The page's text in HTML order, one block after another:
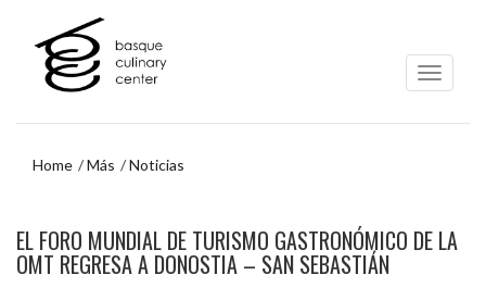
contenido
principal
navegación
Home Más Noticias
menú
EL FORO MUNDIAL DE TURISMO GASTRONÓMICO DE LA
OMT REGRESA A DONOSTIA – SAN SEBASTIÁN